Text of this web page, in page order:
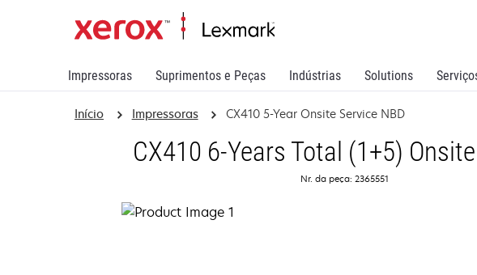
Impressoras Suprimentos e Peças Indústrias Solutions
Início Impressoras CX410 5-Year Onsite Service NBD
CX410 6-Years Total (1+5)
Nr. da peça: 2365551